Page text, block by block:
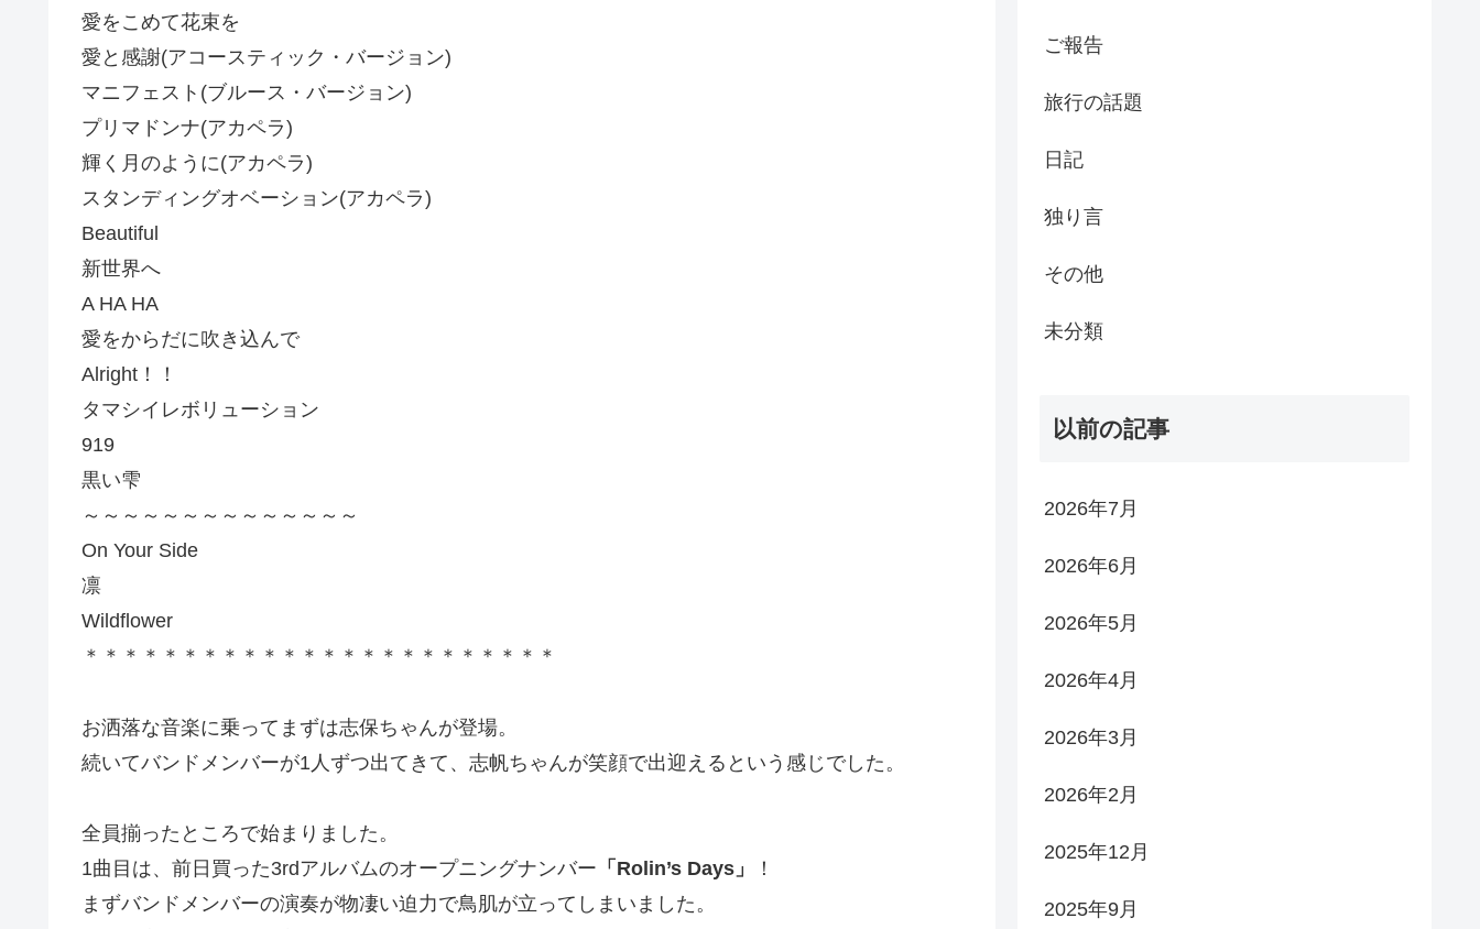
愛をこめて花束を
愛と感謝(アコースティック・バージョン)
マニフェスト(ブルース・バージョン)
プリマドンナ(アカペラ)
輝く月のように(アカペラ)
スタンディングオベーション(アカペラ)
Beautiful
新世界へ
A HA HA
愛をからだに吹き込んで
Alright！！
タマシイレボリューション
919
黒い雫
～～～～～～～～～～～～～～
On Your Side
凛
Wildflower
＊＊＊＊＊＊＊＊＊＊＊＊＊＊＊＊＊＊＊＊＊＊＊＊
お洒落な音楽に乗ってまずは志保ちゃんが登場。
続いてバンドメンバーが1人ずつ出てきて、志帆ちゃんが笑顔で出迎えるという感じでした。
全員揃ったところで始まりました。
1曲目は、前日買った3rdアルバムのオープニングナンバー 「Rolin’s Days」
！
まずバンドメンバーの演奏が物凄い迫力で鳥肌が立ってしまいました。
ご報告
旅行の話題
日記
独り言
その他
未分類
以前の記事
2026年7月
2026年6月
2026年5月
2026年4月
2026年3月
2026年2月
2025年12月
2025年9月